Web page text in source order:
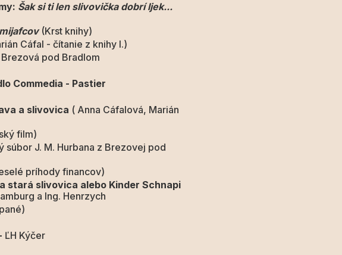
Šak si ti len slivovička dobrí ljek...
(Krst knihy)
Cáfal - čítanie z knihy I.)
pod Bradlom
Commedia - Pastier
a slivovica ( Anna Cáfalová, Marián
film)
súbor J. M. Hurbana z Brezovej pod
príhody financov)
alebo Kinder Schnapi
a Ing. Henrzych
ĽH Kýčer